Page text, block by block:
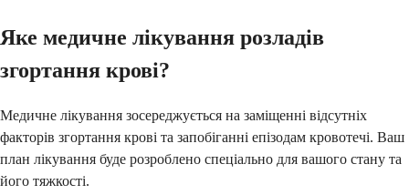
Яке медичне лікування розладів
згортання крові?
Медичне лікування зосереджується на заміщенні відсутніх
факторів згортання крові та запобіганні епізодам кровотечі. Ваш
план лікування буде розроблено спеціально для вашого стану та
його тяжкості.